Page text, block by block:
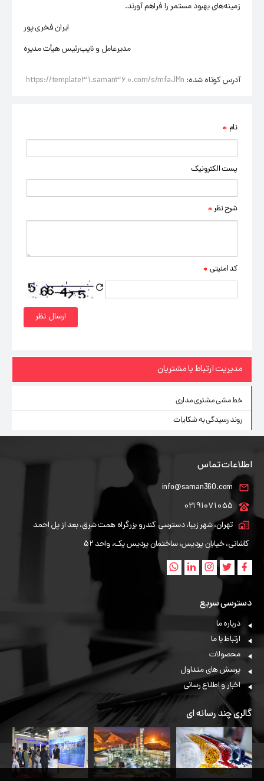
زمینه‌های بهبود مستمر را فراهم آورند.
ایران فخری پور
مدیرعامل و نایب‌رئیس هیأت مدیره
آدرس کوتاه شده: https://template31.saman360.com/s/mfaJMn
نام *
پست الکترونیک
شرح نظر *
کد امنیتی *
مدیریت ارتباط با مشتریان
خط مشی مشتری مداری
روند رسیدگی به شکایات
اطلاعات تماس
info@saman360.com
02191071055
تهران، شهر زیبا، دسترسی کندرو بزرگراه همت شرق، بعد از پل احمد
کاشانی، خیابان پردیس، ساختمان پردیس یک، واحد 52
دسترسی سریع
درباره ما
ارتباط با ما
محصولات
پرسش های متداول
اخبار و اطلاع رسانی
گالری چند رسانه ای